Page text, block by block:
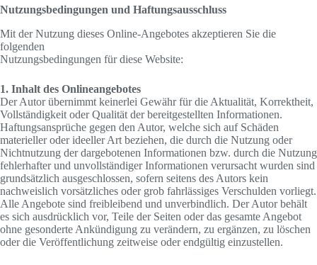
Nutzungsbedingungen und Haftungsausschluss
Mit der Nutzung dieses Online-Angebotes akzeptieren Sie die
folgenden
Nutzungsbedingungen für diese Website:
1. Inhalt des Onlineangebotes
Der Autor übernimmt keinerlei Gewähr für die Aktualität, Korrektheit,
Vollständigkeit oder Qualität der bereitgestellten Informationen.
Haftungsansprüche gegen den Autor, welche sich auf Schäden
materieller oder ideeller Art beziehen, die durch die Nutzung oder
Nichtnutzung der dargebotenen Informationen bzw. durch die Nutzung
fehlerhafter und unvollständiger Informationen verursacht wurden sind
grundsätzlich ausgeschlossen, sofern seitens des Autors kein
nachweislich vorsätzliches oder grob fahrlässiges Verschulden vorliegt.
Alle Angebote sind freibleibend und unverbindlich. Der Autor behält
es sich ausdrücklich vor, Teile der Seiten oder das gesamte Angebot
ohne gesonderte Ankündigung zu verändern, zu ergänzen, zu löschen
oder die Veröffentlichung zeitweise oder endgültig einzustellen.